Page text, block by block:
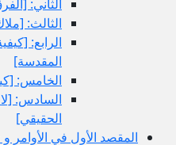
الثاني:
الثالث:
الرابع:
المقدسة]
الخامس:
السادس:
الحقيقي‏]
المقصد الأول في الأوامر